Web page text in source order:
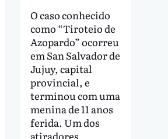
O caso conhecido
como “Tiroteio de
Azopardo” ocorreu
em San Salvador de
Jujuy, capital
provincial, e
terminou com uma
menina de 11 anos
ferida. Um dos
atiradores